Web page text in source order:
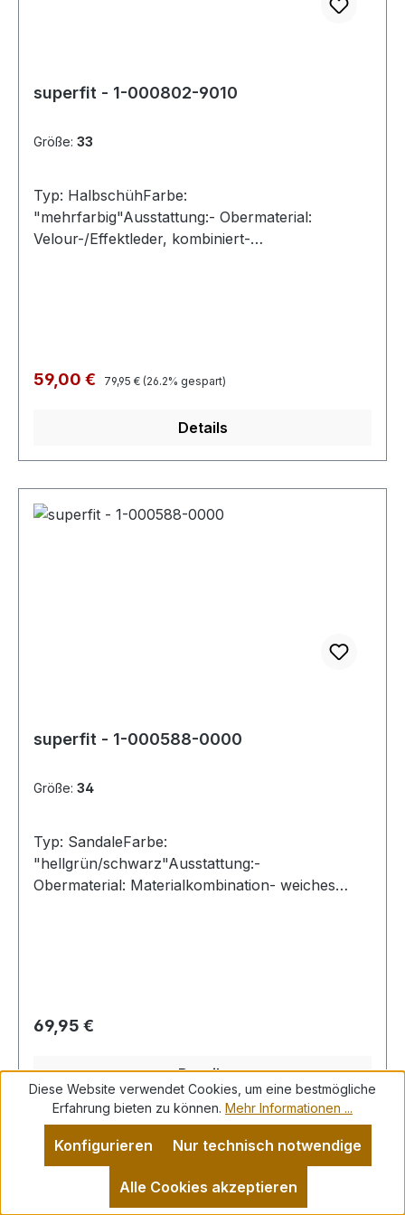
superfit - 1-000802-9010
Größe: 33
Typ: HalbschühFarbe:
"mehrfarbig"Ausstattung:- Obermaterial:
Velour-/Effektleder, kombiniert-
Verkaufspreis:
59,00 € Regulärer Preis:
79,95 € (26.2% gespart)
Details
superfit - 1-000588-0000
Größe: 34
Typ: SandaleFarbe:
"hellgrün/schwarz"Ausstattung:-
Obermaterial: Materialkombination- weiches
Regulärer Preis:
69,95 €
Details
Diese Website verwendet Cookies, um eine bestmögliche
Erfahrung bieten zu können. Mehr Informationen ...
Nur technisch notwendige
Konfigurieren
Alle Cookies akzeptieren